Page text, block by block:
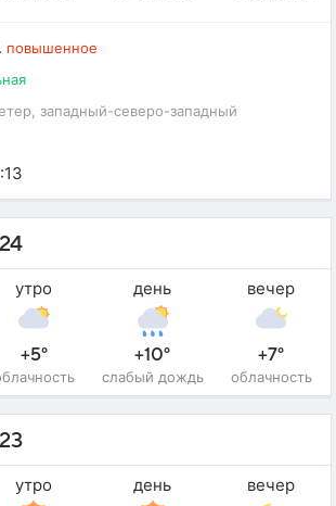
повышенное
, западный-северо-западный
утро
+5°
день
+10°
слабый дождь
вечер
+7°
облачность
утро день вечер